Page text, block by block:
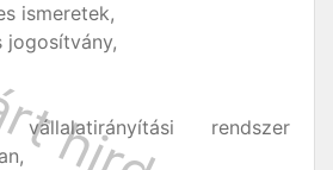
ismeretek,
jogosítvány,
vállalatirányítási rendszer